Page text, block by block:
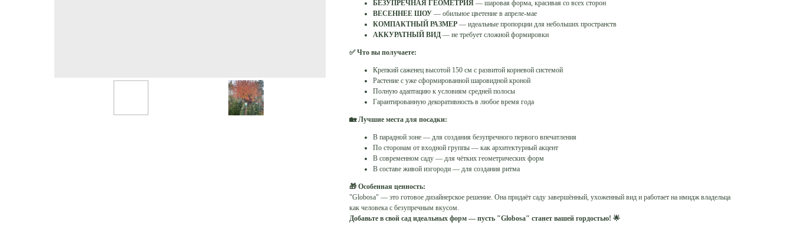
БЕЗУПРЕЧНАЯ ГЕОМЕТРИЯ — шаровая форма, красивая со всех сторон
ВЕСЕННЕЕ ШОУ — обильное цветение в апреле-мае
КОМПАКТНЫЙ РАЗМЕР — идеальные пропорции для небольших пространств
АККУРАТНЫЙ ВИД — не требует сложной формировки
✅ Что вы получаете:
Крепкий саженец высотой 150 см с развитой корневой системой
Растение с уже сформированной шаровидной кроной
Полную адаптацию к условиям средней полосы
Гарантированную декоративность в любое время года
🏡 Лучшие места для посадки:
В парадной зоне — для создания безупречного первого впечатления
По сторонам от входной группы — как архитектурный акцент
В современном саду — для чётких геометрических форм
В составе живой изгороди — для создания ритма
🎁 Особенная ценность:
"Globosa" — это готовое дизайнерское решение. Она придаёт саду завершённый, ухоженный вид и работает на имидж владельца
как человека с безупречным вкусом.
Добавьте в свой сад идеальных форм — пусть "Globosa" станет вашей гордостью! 🌟